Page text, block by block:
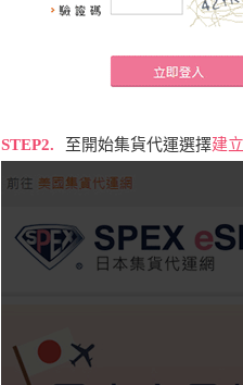
STEP2. 至開始集貨代運選擇建